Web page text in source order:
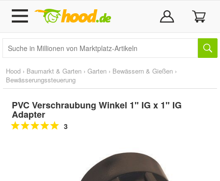
Hood › Baumarkt & Garten › Garten › Bewässern & Gießen ›
Bewässerungssteuerung
PVC Verschraubung Winkel 1" IG x 1" IG
Adapter
3